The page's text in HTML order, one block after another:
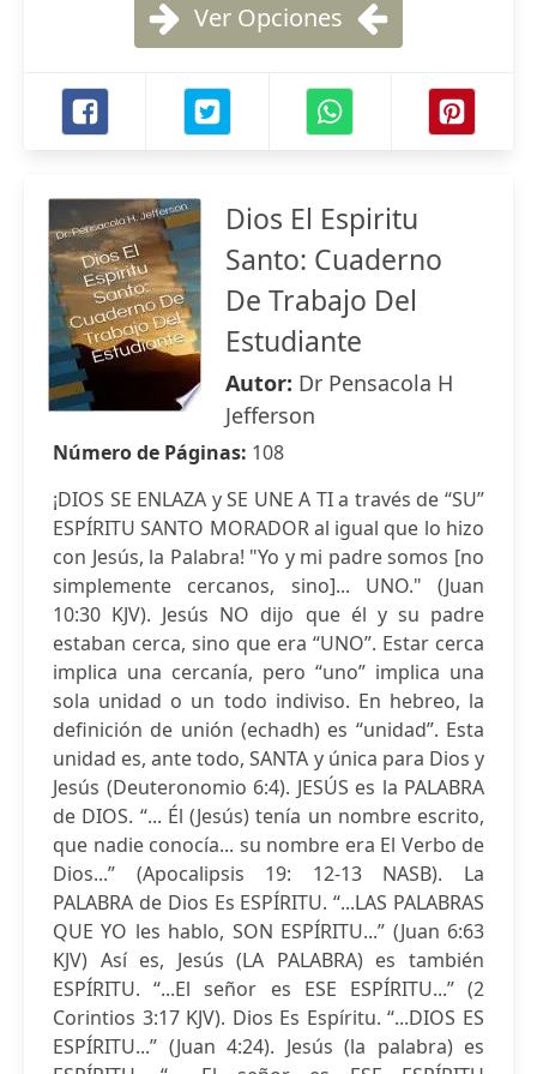
Ver Opciones
Dios El Espiritu
Santo: Cuaderno
De Trabajo Del
Estudiante
Autor: Dr Pensacola H
Jefferson
Número de Páginas: 108
¡DIOS SE ENLAZA y SE UNE A TI a través de “SU”
ESPÍRITU SANTO MORADOR al igual que lo hizo
con Jesús, la Palabra! "Yo y mi padre somos [no
simplemente cercanos, sino]... UNO." (Juan
10:30 KJV). Jesús NO dijo que él y su padre
estaban cerca, sino que era “UNO”. Estar cerca
implica una cercanía, pero “uno” implica una
sola unidad o un todo indiviso. En hebreo, la
definición de unión (echadh) es “unidad”. Esta
unidad es, ante todo, SANTA y única para Dios y
Jesús (Deuteronomio 6:4). JESÚS es la PALABRA
de DIOS. “... Él (Jesús) tenía un nombre escrito,
que nadie conocía... su nombre era El Verbo de
Dios...” (Apocalipsis 19: 12-13 NASB). La
PALABRA de Dios Es ESPÍRITU. “...LAS PALABRAS
QUE YO les hablo, SON ESPÍRITU...” (Juan 6:63
KJV) Así es, Jesús (LA PALABRA) es también
ESPÍRITU. “...El señor es ESE ESPÍRITU...” (2
Corintios 3:17 KJV). Dios Es Espíritu. “...DIOS ES
ESPÍRITU...” (Juan 4:24). Jesús (la palabra) es